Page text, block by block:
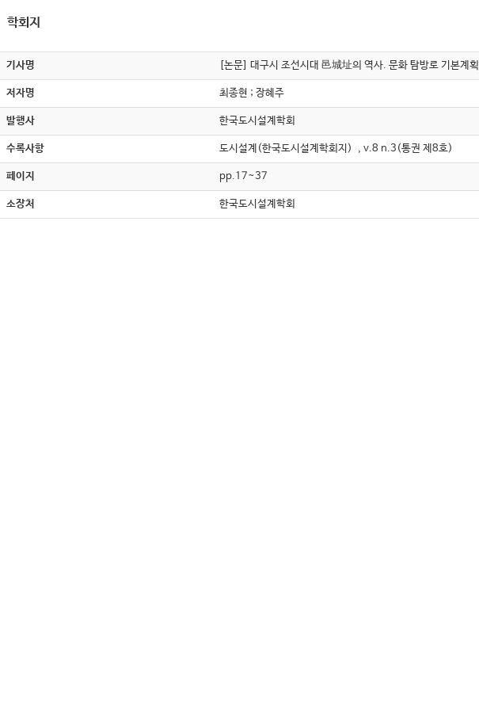
학회지
기사명 [논문] 대구시 조선시대 邑城址의 역사. 문화 탐방로 기본계획
저자명 최종현 ; 장혜주
발행사 한국도시설계학회
수록사항 도시설계(한국도시설계학회지) , v.8 n.3(통권 제8호)
페이지 pp.17~37
소장처 한국도시설계학회